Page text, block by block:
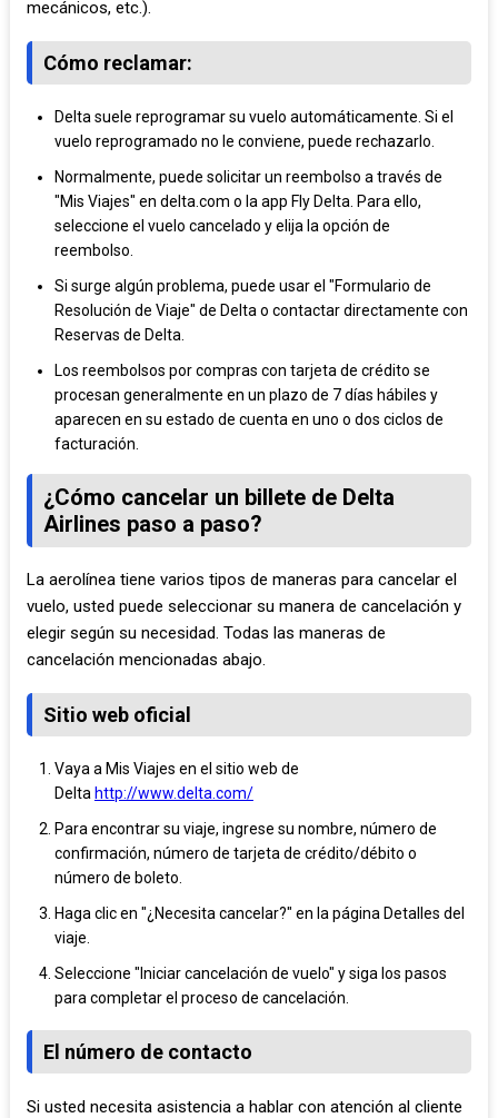
mecánicos, etc.).
Cómo reclamar:
Delta suele reprogramar su vuelo automáticamente. Si el
vuelo reprogramado no le conviene, puede rechazarlo.
Normalmente, puede solicitar un reembolso a través de
"Mis Viajes" en delta.com o la app Fly Delta. Para ello,
seleccione el vuelo cancelado y elija la opción de
reembolso.
Si surge algún problema, puede usar el "Formulario de
Resolución de Viaje" de Delta o contactar directamente con
Reservas de Delta.
Los reembolsos por compras con tarjeta de crédito se
procesan generalmente en un plazo de 7 días hábiles y
aparecen en su estado de cuenta en uno o dos ciclos de
facturación.
¿Cómo cancelar un billete de Delta
Airlines paso a paso?
La aerolínea tiene varios tipos de maneras para cancelar el
vuelo, usted puede seleccionar su manera de cancelación y
elegir según su necesidad. Todas las maneras de
cancelación mencionadas abajo.
Sitio web oficial
Vaya a Mis Viajes en el sitio web de
Delta http://www.delta.com/
Para encontrar su viaje, ingrese su nombre, número de
confirmación, número de tarjeta de crédito/débito o
número de boleto.
Haga clic en "¿Necesita cancelar?" en la página Detalles del
viaje.
Seleccione "Iniciar cancelación de vuelo" y siga los pasos
para completar el proceso de cancelación.
El número de contacto
Si usted necesita asistencia a hablar con atención al cliente